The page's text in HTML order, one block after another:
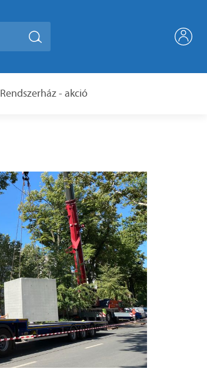
Rendszerház - akció